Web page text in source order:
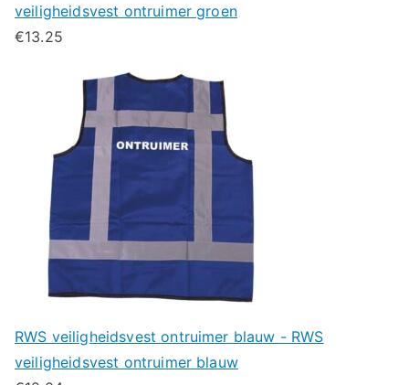
veiligheidsvest ontruimer groen
€13.25
RWS veiligheidsvest ontruimer blauw - RWS
veiligheidsvest ontruimer blauw